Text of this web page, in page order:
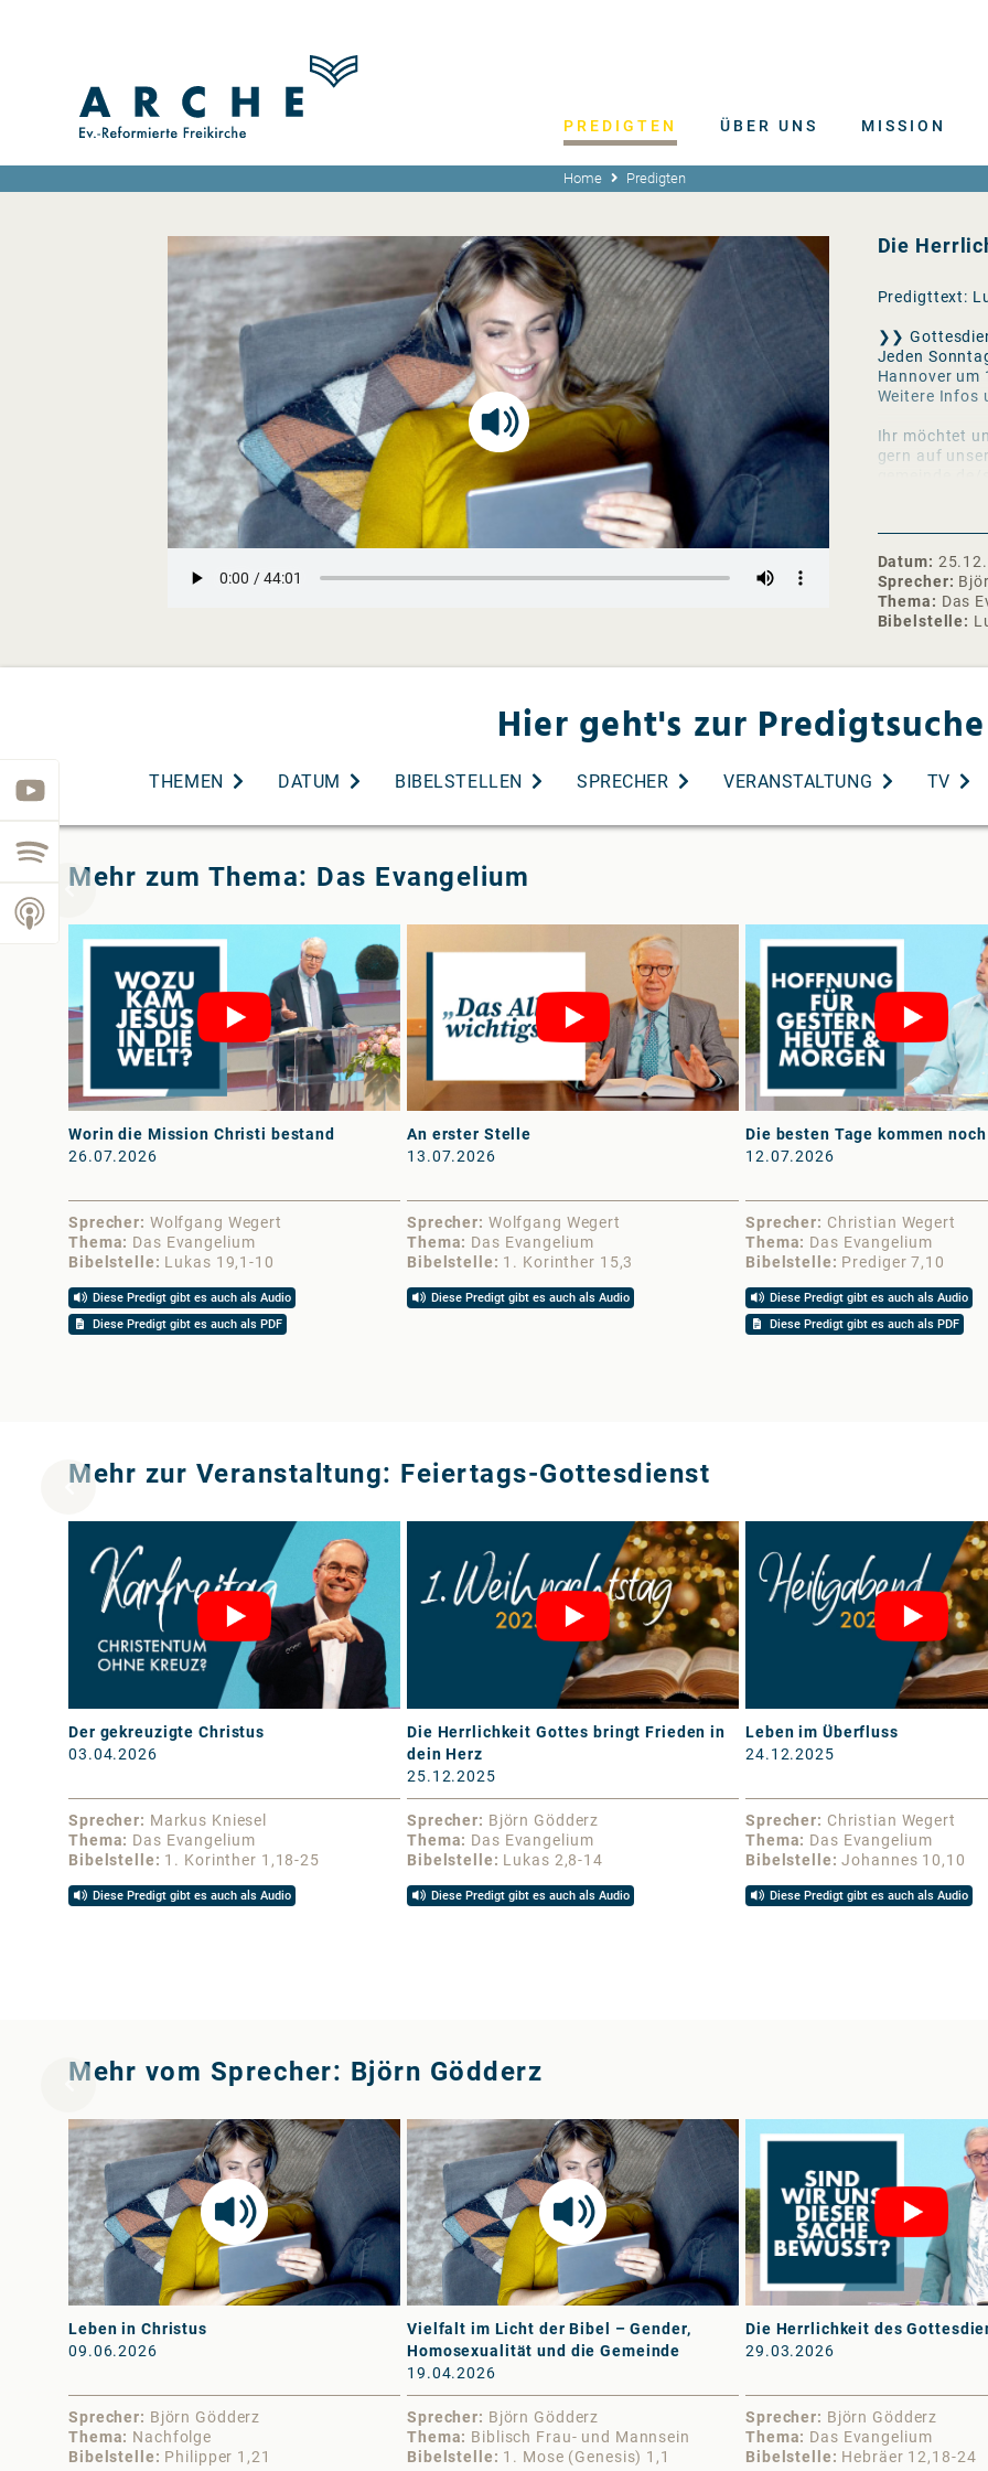
PREDIGTEN ÜBER UNS MISSION
Home Predigten
Die
Predigttext:
❯❯
Jeden
Hannover um
Weitere Infos
Ihr möchtet
gern auf
https://
Instagram:
Facebook:
Spotify:
https://
uns/neu-hier/
Datum
Sprecher
Thema
Das
Bibelstelle
Hier geht's zur Predigtsuche
THEMEN DATUM BIBELSTELLEN SPRECHER VERANSTALTUNG TV
Mehr zum Thema: Das Evangelium
Worin die Mission Christi bestand
26.07.2026
Sprecher
Wolfgang Wegert
Thema
Das Evangelium
Bibelstelle
Lukas 19,1-10
Diese Predigt gibt es auch als Audio
Diese Predigt gibt es auch als PDF
An erster Stelle
13.07.2026
Sprecher
Wolfgang Wegert
Thema
Das Evangelium
Bibelstelle
1. Korinther 15,3
Diese Predigt gibt es auch als Audio
Die besten Tage kommen noch
12.07.2026
Sprecher
Christian Wegert
Thema
Das Evangelium
Bibelstelle
Prediger 7,10
Diese Predigt gibt es auch als Audio
Diese Predigt gibt es auch als PDF
Mehr zur Veranstaltung: Feiertags-Gottesdienst
Der gekreuzigte Christus
03.04.2026
Sprecher
Markus Kniesel
Thema
Das Evangelium
Bibelstelle
1. Korinther 1,18-25
Diese Predigt gibt es auch als Audio
Die Herrlichkeit Gottes bringt Frieden in
dein Herz
25.12.2025
Sprecher
Björn Gödderz
Thema
Das Evangelium
Bibelstelle
Lukas 2,8-14
Diese Predigt gibt es auch als Audio
Leben im Überfluss
24.12.2025
Sprecher
Christian Wegert
Thema
Das Evangelium
Bibelstelle
Johannes 10,10
Diese Predigt gibt es auch als Audio
Mehr vom Sprecher: Björn Gödderz
Leben in Christus
09.06.2026
Sprecher
Björn Gödderz
Thema
Nachfolge
Bibelstelle
Philipper 1,21
Vielfalt im Licht der Bibel – Gender,
Homosexualität und die Gemeinde
19.04.2026
Sprecher
Björn Gödderz
Thema
Biblisch Frau- und Mannsein
Bibelstelle
1. Mose (Genesis) 1,1
Die Herrlichkeit des
29.03.2026
Sprecher
Björn Gödderz
Thema
Das Evangelium
Bibelstelle
Hebräer 12,18-24